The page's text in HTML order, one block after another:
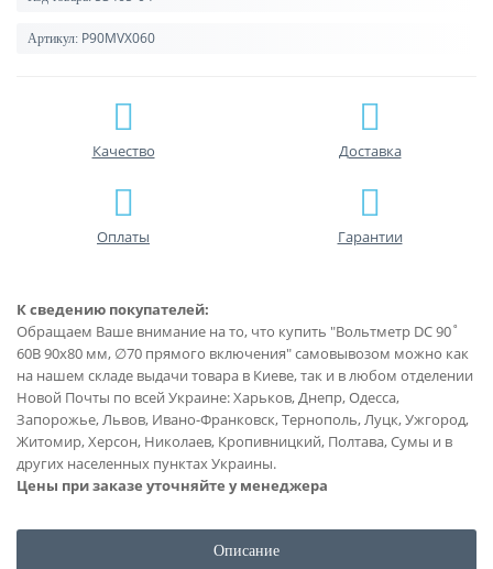
Артикул: P90MVX060
Качество Доставка
Оплаты Гарантии
К сведению покупателей:
Обращаем Ваше внимание на то, что купить "Вольтметр DC 90˚
60В 90x80 мм, ∅70 прямого включения" самовывозом можно как
на нашем складе выдачи товара в Киеве, так и в любом отделении
Новой Почты по всей Украине: Харьков, Днепр, Одесса,
Запорожье, Львов, Ивано-Франковск, Тернополь, Луцк, Ужгород,
Житомир, Херсон, Николаев, Кропивницкий, Полтава, Сумы и в
других населенных пунктах Украины.
Цены при заказе уточняйте у менеджера
Описание